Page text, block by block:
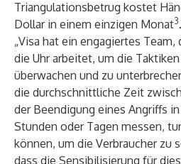
Triangulationsbetrug kostet
Dollar in einem einzigen Monat3.
„Visa hat ein engagiertes
die Uhr arbeitet, um die
überwachen und zu
die durchschnittliche Zeit
der Beendigung eines Angriffs
Stunden oder Tagen messen,
können, um die Verbraucher zu
dass die Sensibilisierung für